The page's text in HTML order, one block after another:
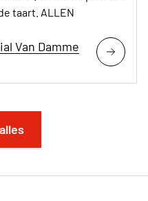
taart. ALLEN
Van Damme